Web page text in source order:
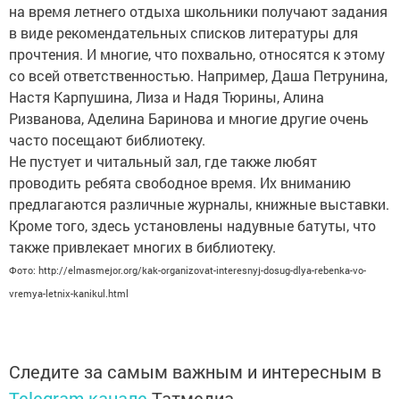
на время летнего отдыха школьники получают задания
в виде рекомендательных списков литературы для
прочтения. И многие, что похвально, относятся к этому
со всей ответственностью. Например, Даша Петрунина,
Настя Карпушина, Лиза и Надя Тюрины, Алина
Ризванова, Аделина Баринова и многие другие очень
часто посещают библиотеку.
Не пустует и читальный зал, где также любят
проводить ребята свободное время. Их вниманию
предлагаются различные журналы, книжные выставки.
Кроме того, здесь установлены надувные батуты, что
также привлекает многих в библиотеку.
Фото: http://elmasmejor.org/kak-organizovat-interesnyj-dosug-dlya-rebenka-vo-
vremya-letnix-kanikul.html
Следите за самым важным и интересным в